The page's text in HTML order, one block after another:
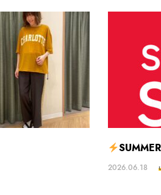
2026.06.18